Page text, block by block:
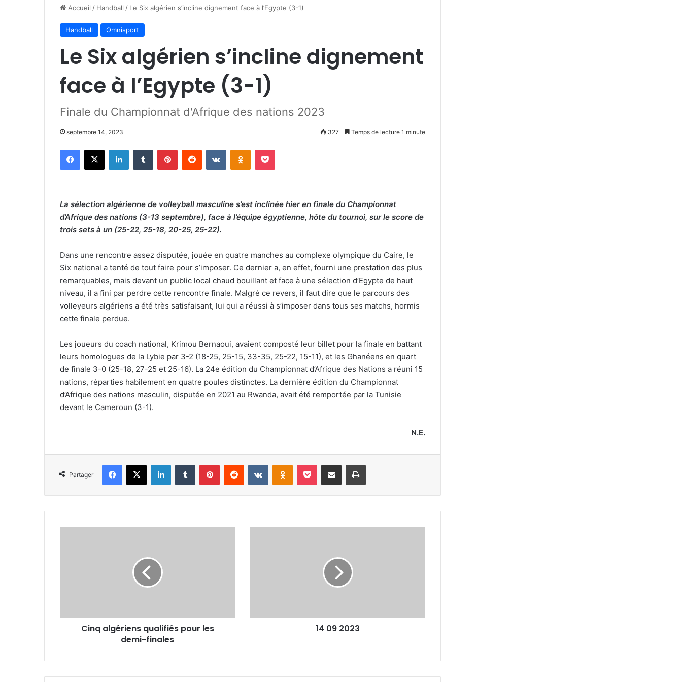
Accueil / Handball / Le Six algérien s’incline dignement face à l’Egypte (3-1)
Handball Omnisport
Le Six algérien s’incline dignement
face à l’Egypte (3-1)
Finale du Championnat d'Afrique des nations 2023
septembre 14, 2023 327 Temps de lecture 1 minute
Facebook
X LinkedinTumblr PinterestReddit VKontakteOdnoklassniki
Pocket
La sélection algérienne de volleyball masculine s’est inclinée hier en finale du Championnat
d’Afrique des nations (3-13 septembre), face à l’équipe égyptienne, hôte du tournoi, sur le score de
trois sets à un (25-22, 25-18, 20-25, 25-22).
Dans une rencontre assez disputée, jouée en quatre manches au complexe olympique du Caire, le
Six national a tenté de tout faire pour s’imposer. Ce dernier a, en effet, fourni une prestation des plus
remarquables, mais devant un public local chaud bouillant et face à une sélection d’Egypte de haut
niveau, il a fini par perdre cette rencontre finale. Malgré ce revers, il faut dire que le parcours des
volleyeurs algériens a été très satisfaisant, lui qui a réussi à s’imposer dans tous ses matchs, hormis
cette finale perdue.
Les joueurs du coach national, Krimou Bernaoui, avaient composté leur billet pour la finale en battant
leurs homologues de la Lybie par 3-2 (18-25, 25-15, 33-35, 25-22, 15-11), et les Ghanéens en quart
de finale 3-0 (25-18, 27-25 et 25-16). La 24e édition du Championnat d’Afrique des Nations a réuni 15
nations, réparties habilement en quatre poules distinctes. La dernière édition du Championnat
d’Afrique des nations masculin, disputée en 2021 au Rwanda, avait été remportée par la Tunisie
devant le Cameroun (3-1).
N.E.
Partager
Facebook
X LinkedinTumblr PinterestReddit VKontakteOdnoklassniki
Pocket Partager par email Imprimer
Cinq algériens qualifiés pour les
demi-finales
14 09 2023